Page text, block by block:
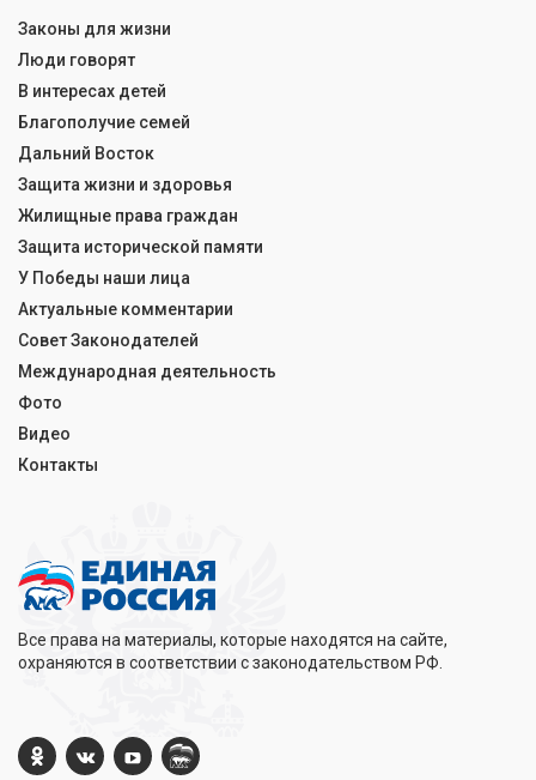
Все права на материалы, которые находятся на сайте,
охраняются в соответствии с законодательством РФ.
Законы для жизни
Люди говорят
В интересах детей
Благополучие семей
Дальний Восток
Защита жизни и здоровья
Жилищные права граждан
Защита исторической памяти
У Победы наши лица
Актуальные комментарии
Совет Законодателей
Международная деятельность
Фото
Видео
Контакты